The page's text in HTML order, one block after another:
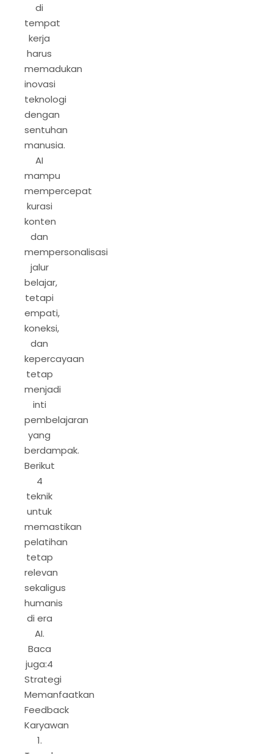
di
tempat
kerja
harus
memadukan
inovasi
teknologi
dengan
sentuhan
manusia.
AI
mampu
mempercepat
kurasi
konten
dan
mempersonalisasi
jalur
belajar,
tetapi
empati,
koneksi,
dan
kepercayaan
tetap
menjadi
inti
pembelajaran
yang
berdampak.
Berikut
4
teknik
untuk
memastikan
pelatihan
tetap
relevan
sekaligus
humanis
di era
AI.
Baca
juga:4
Strategi
Memanfaatkan
Feedback
Karyawan
1.